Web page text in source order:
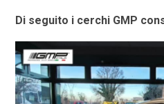
Di seguito i cerchi GMP